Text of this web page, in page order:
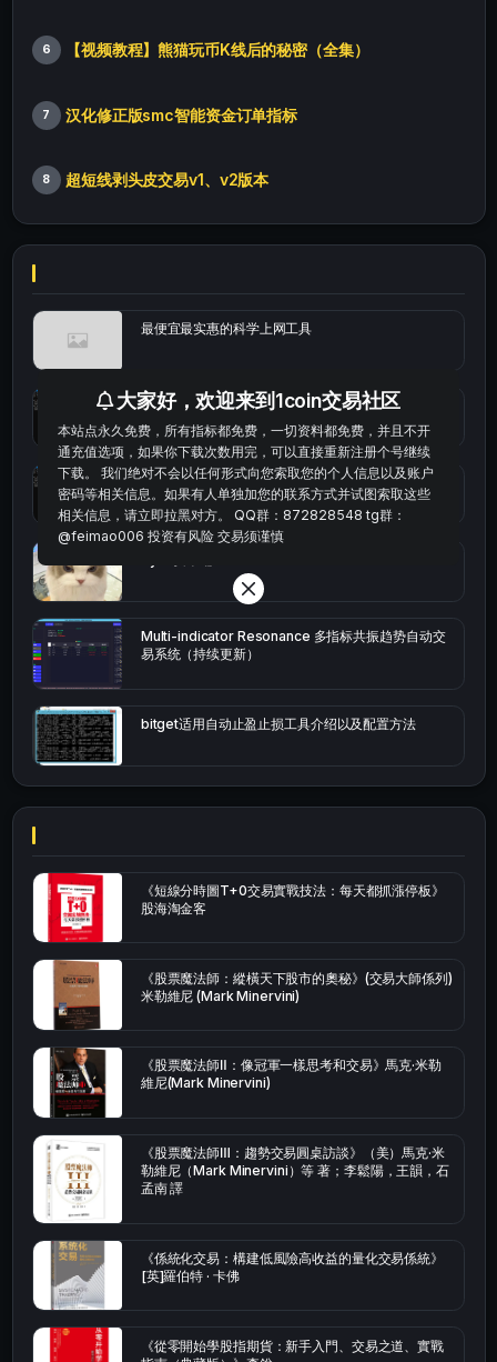
6 【视频教程】熊猫玩币K线后的秘密（全集）
7 汉化修正版smc智能资金订单指标
8 超短线剥头皮交易v1、v2版本
最便宜最实惠的科学上网工具
统计涨跌幅的python代码
okx的短线量化的免费版本
Multi-indicator Resonance 多指标共振趋势自动交
易系统（持续更新）
bitget适用自动止盈止损工具介绍以及配置方法
《短線分時圖T+0交易實戰技法：每天都抓漲停板》
股海淘金客
《股票魔法師：縱橫天下股市的奧秘》(交易大師係列)
米勒維尼 (Mark Minervini)
《股票魔法師Ⅱ：像冠軍一樣思考和交易》馬克·米勒
維尼(Mark Minervini)
《股票魔法師Ⅲ：趨勢交易圓桌訪談》（美）馬克·米
勒維尼（Mark Minervini）等 著；李鬆陽，王韻，石
孟南 譯
《係統化交易：構建低風險高收益的量化交易係統》
[英]羅伯特 · 卡佛
《從零開始學股指期貨：新手入門、交易之道、實戰
大家好，欢迎来到1coin交易社区
本站点永久免费，所有指标都免费，一切资料都免费，并且不开
通充值选项，如果你下载次数用完，可以直接重新注册个号继续
下载。 我们绝对不会以任何形式向您索取您的个人信息以及账户
密码等相关信息。如果有人单独加您的联系方式并试图索取这些
相关信息，请立即拉黑对方。 QQ群：872828548 tg群：
@feimao006 投资有风险 交易须谨慎